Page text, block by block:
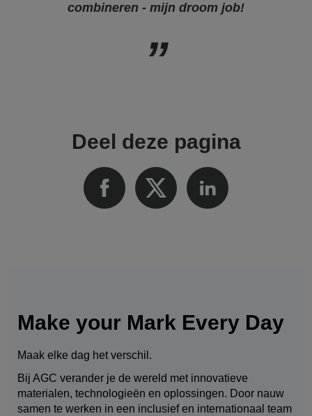
combineren - mijn droom job!
Deel deze pagina
Make your Mark Every Day
Maak elke dag het verschil.
Bij AGC verander je de wereld met innovatieve
materialen, technologieën en oplossingen. Door nauw
samen te werken in een inclusief en internationaal team